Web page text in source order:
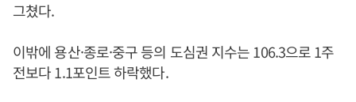
그쳤다.
이밖에 용산·종로·중구 등의 도심권 지수는 106.3으로 1주
전보다 1.1포인트 하락했다.